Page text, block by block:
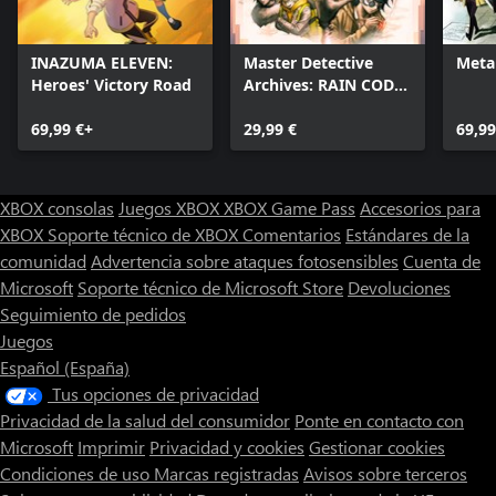
INAZUMA ELEVEN:
Heroes' Victory Road
69,99 €+
Master Detective
Archives: RAIN CODE
29,99 €
XBOX consolas Juegos XBOXXBOX Game Pass Accesorios para
XBOX Soporte técnico de XBOXComentarios Estándares de la
comunidad Advertencia sobre ataques fotosensibles Cuenta de
Microsoft Soporte técnico de Microsoft Store Devoluciones
Seguimiento de pedidos
Juegos
Español (España)
Tus opciones de privacidad
Privacidad de la salud del consumidor Ponte en contacto con
Microsoft Imprimir Privacidad y cookies Gestionar cookies
Condiciones de uso Marcas registradas Avisos sobre terceros